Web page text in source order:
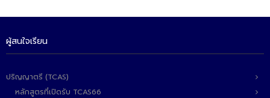
- เทคโนโลยีบัณฑิต
- - เทคโนโลยีสารสนเทศ
ผู้สนใจเรียน
ปริญญาตรี (TCAS)
หลักสูตรที่เปิดรับ TCAS66